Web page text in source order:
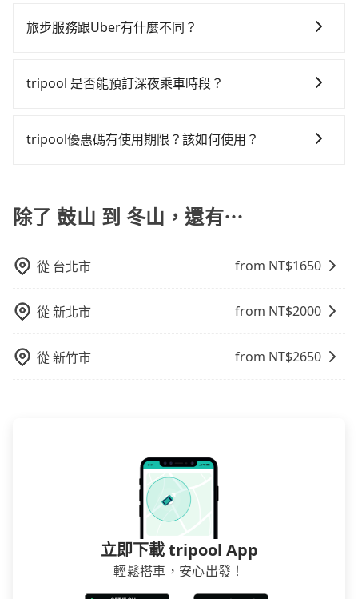
來說，預約tripool還是比較划算的。如果你是三人以下
小轎車花費為$5,200或九人座$8,200。當然這金額比搭
能離你的住家/辦公室/起點還有段路，且須配合車行營業
油，如遇到不肖業者，還車時可能遭遇各種莫名理由而
論在價格或服務品質上，tripool都是你從鼓山到冬山的
風險。而tripool雇用的司機、使用的車輛以及配合的車
險。最好辨別叫的車是否合法，就看車牌的開頭，只要
輸入上下車地點或地址，三秒內即可查到真實價格，照
確認信，如此就完成預約了，而司機與車輛的詳細資
以前完成預約，越早下訂價格越低價，如臨時需要，前
旅步服務跟Uber有什麼不同？
中長程提供最優惠的價格。 (3) 全台服務，不分城市與郊
tripool 是否能預訂深夜乘車時段？
tripool優惠碼有使用期限？該如何使用？
即可直接折扣抵扣訂單費用。
除了 鼓山 到 冬山，還有⋯
從 台北市 from NT$1650
從新北市 from NT$2000
從新竹市 from NT$2650
立即下載 tripool App
輕鬆搭車，安心出發！